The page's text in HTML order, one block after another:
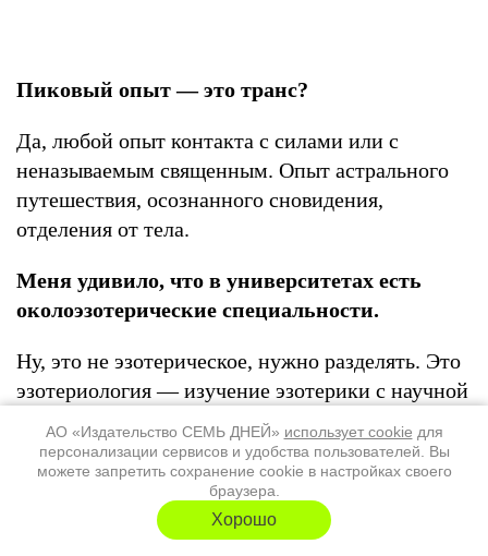
АО «Издательство СЕМЬ ДНЕЙ» использует cookie для
персонализации сервисов и удобства пользователей. Вы
можете запретить сохранение cookie в настройках своего
браузера.
Хорошо
Пиковый опыт — это транс?
Да, любой опыт контакта с силами или с
неназываемым священным. Опыт астрального
путешествия, осознанного сновидения,
отделения от тела.
Меня удивило, что в университетах есть
околоэзотерические специальности.
Ну, это не эзотерическое, нужно разделять. Это
эзотериология — изучение эзотерики с научной
Эзотерик
соприкасается, эзотериолог изучает того, кто
соприкасается. А я как червяк, который поедает
яблоко и снаружи и изнутри.(Смеется.)